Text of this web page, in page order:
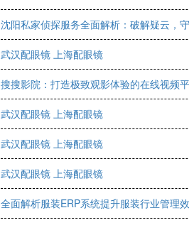
沈阳私家侦探服务全面解析：破解疑云，
武汉配眼镜 上海配眼镜
搜搜影院：打造极致观影体验的在线视频
武汉配眼镜 上海配眼镜
武汉配眼镜 上海配眼镜
武汉配眼镜 上海配眼镜
全面解析服装ERP系统提升服装行业管理